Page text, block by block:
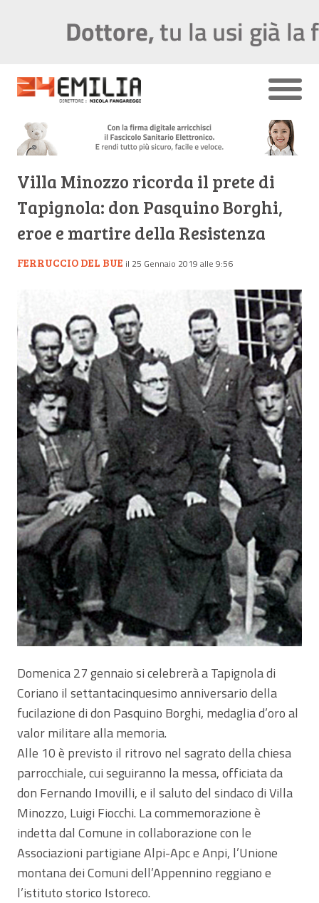
Villa Minozzo ricorda il prete di
Tapignola: don Pasquino Borghi,
eroe e martire della Resistenza
FERRUCCIO DEL BUE il 25 Gennaio 2019 alle 9:56
Domenica 27 gennaio si celebrerà a Tapignola di
Coriano il settantacinquesimo anniversario della
fucilazione di don Pasquino Borghi, medaglia d’oro al
valor militare alla memoria.
Alle 10 è previsto il ritrovo nel sagrato della chiesa
parrocchiale, cui seguiranno la messa, officiata da
don Fernando Imovilli, e il saluto del sindaco di Villa
Minozzo, Luigi Fiocchi. La commemorazione è
indetta dal Comune in collaborazione con le
Associazioni partigiane Alpi-Apc e Anpi, l’Unione
montana dei Comuni dell’Appennino reggiano e
l’istituto storico Istoreco.